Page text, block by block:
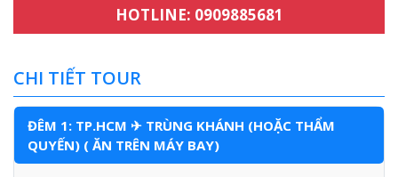
HOTLINE: 0909885681
CHI TIẾT TOUR
ĐÊM 1: TP.HCM ✈ TRÙNG KHÁNH (HOẶC THẨM
QUYẾN) ( ĂN TRÊN MÁY BAY)